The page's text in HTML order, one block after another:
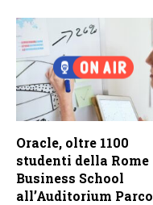
Oracle, oltre 1100
studenti della Rome
Business School
all’Auditorium Parco